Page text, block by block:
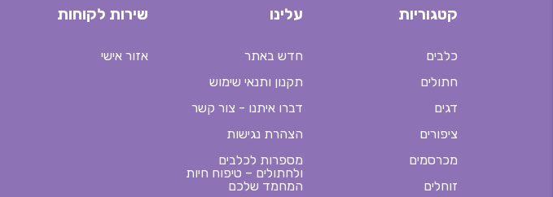
קטגוריות
כלבים
חתולים
דגים
ציפורים
מכרסמים
זוחלים
עלינו
חדש באתר
תקנון ותנאי שימוש
דברו איתנו - צור קשר
הצהרת נגישות
מספרות לכלבים
ולחתולים – טיפוח חיות
המחמד שלכם
שירות לקוחות
אזור אישי